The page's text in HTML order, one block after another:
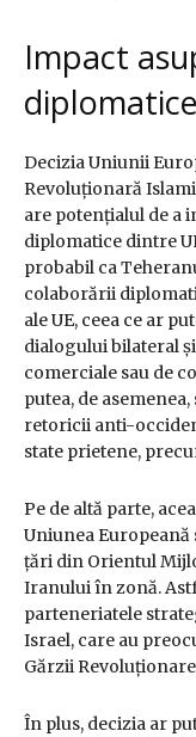
Impact
diplomatice
Decizia Uniunii
Revoluționară
are potențialul de a
diplomatice dintre
probabil ca
colaborării
ale UE, ceea ce ar
dialogului bilateral
comerciale sau de
putea, de
retoricii anti-
state prietene,
Pe de altă parte,
Uniunea Europeană
țări din Orientul
Iranului în zonă.
parteneriatele
Israel, care au
Gărzii
În plus, decizia ar